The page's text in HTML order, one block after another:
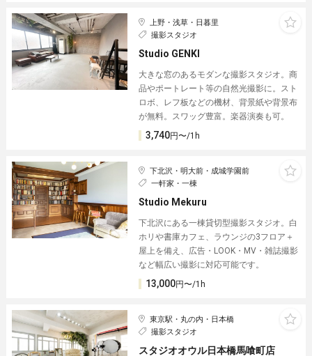
上野・浅草・日暮里
撮影スタジオ
Studio GENKI
大きな窓のあるモダンな撮影スタジオ。商
品やポートレート等の自然光撮影に。スト
ロボ、レフ板などの機材、背景紙や背景布
が無料。スワッグ豊富。楽器演奏も可。
3,740円〜/1h
下北沢・明大前・成城学園前
一軒家・一棟
Studio Mekuru
下北沢にある一棟貸切型撮影スタジオ。白
ホリや書庫カフェ、ラウンジの3フロア＋
屋上を備え、広告・LOOK・MV・雑誌撮影
など幅広い撮影に対応可能です。
13,000円〜/1h
東京駅・丸の内・日本橋
撮影スタジオ
スタジオオウル日本橋馬喰町店